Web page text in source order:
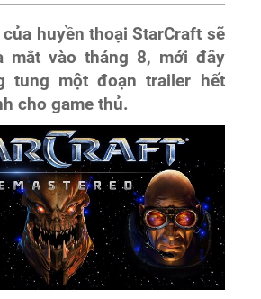
của huyền thoại StarCraft sẽ
mắt vào tháng 8, mới đây
tung một đoạn trailer hết
cho game thủ.